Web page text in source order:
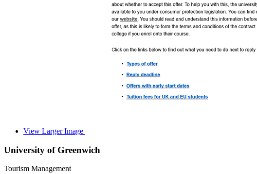
View Larger Image
University of Greenwich
Tourism Management